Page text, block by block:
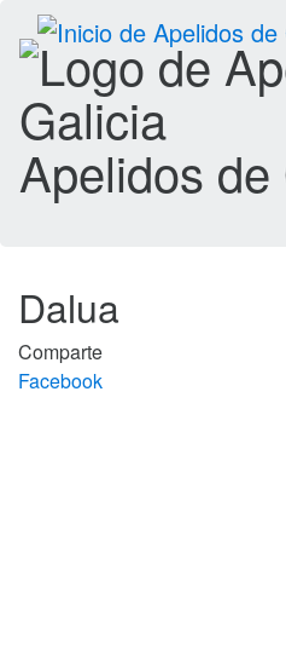
Apelidos
Dalua
Comparte
Facebook